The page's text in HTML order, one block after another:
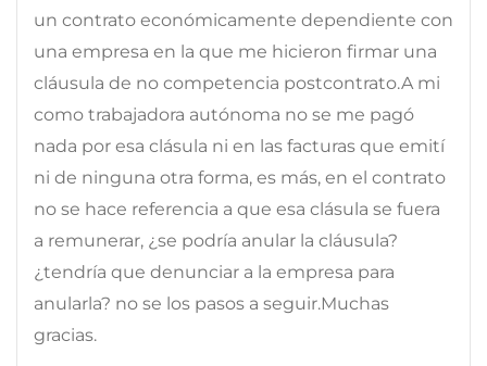
un contrato económicamente dependiente con
una empresa en la que me hicieron firmar una
cláusula de no competencia postcontrato.A mi
como trabajadora autónoma no se me pagó
nada por esa clásula ni en las facturas que emití
ni de ninguna otra forma, es más, en el contrato
no se hace referencia a que esa clásula se fuera
a remunerar, ¿se podría anular la cláusula?
¿tendría que denunciar a la empresa para
anularla? no se los pasos a seguir.Muchas
gracias.